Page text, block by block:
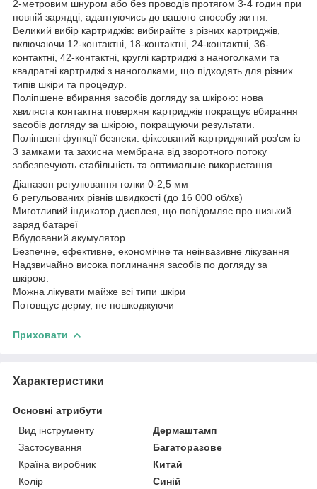
2-метровим шнуром або без проводів протягом 3-4 годин при
повній зарядці, адаптуючись до вашого способу життя.
Великий вибір картриджів: вибирайте з різних картриджів,
включаючи 12-контактні, 18-контактні, 24-контактні, 36-
контактні, 42-контактні, круглі картриджі з наноголками та
квадратні картриджі з наноголками, що підходять для різних
типів шкіри та процедур.
Поліпшене вбирання засобів догляду за шкірою: нова
хвиляста контактна поверхня картриджів покращує вбирання
засобів догляду за шкірою, покращуючи результати.
Поліпшені функції безпеки: фіксований картриджний роз'єм із
3 замками та захисна мембрана від зворотного потоку
забезпечують стабільність та оптимальне використання.
Діапазон регулювання голки 0-2,5 мм
6 регульованих рівнів швидкості (до 16 000 об/хв)
Миготливий індикатор дисплея, що повідомляє про низький
заряд батареї
Вбудований акумулятор
Безпечне, ефективне, економічне та неінвазивне лікування
Надзвичайно висока поглинання засобів по догляду за
шкірою.
Можна лікувати майже всі типи шкіри
Потовщує дерму, не пошкоджуючи
Приховати
Характеристики
Основні атрибути
Вид інструменту
Дермаштамп
Застосування
Багаторазове
Країна виробник
Китай
Колір
Синій